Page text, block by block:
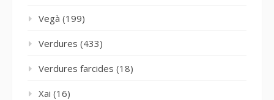
Vegà (199)
Verdures (433)
Verdures farcides (18)
Xai (16)